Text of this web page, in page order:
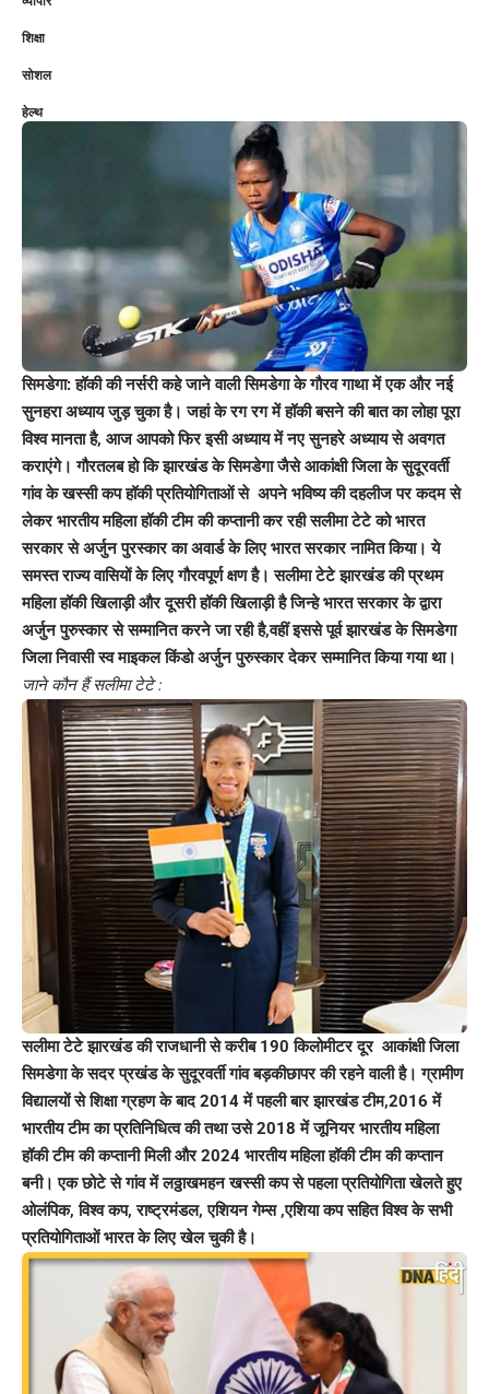
शिक्षा
सोशल
हेल्थ
सिमडेगा: हॉकी की नर्सरी कहे जाने वाली सिमडेगा के गौरव गाथा में एक और नई
सुनहरा अध्याय जुड़ चुका है। जहां के रग रग में हॉकी बसने की बात का लोहा पूरा
विश्व मानता है, आज आपको फिर इसी अध्याय में नए सुनहरे अध्याय से अवगत
कराएंगे। गौरतलब हो कि झारखंड के सिमडेगा जैसे आकांक्षी जिला के सुदूरवर्ती
गांव के खस्सी कप हॉकी प्रतियोगिताओं से अपने भविष्य की दहलीज पर कदम से
लेकर भारतीय महिला हॉकी टीम की कप्तानी कर रही सलीमा टेटे को भारत
सरकार से अर्जुन पुरस्कार का अवार्ड के लिए भारत सरकार नामित किया। ये
समस्त राज्य वासियों के लिए गौरवपूर्ण क्षण है। सलीमा टेटे झारखंड की प्रथम
महिला हॉकी खिलाड़ी और दूसरी हॉकी खिलाड़ी है जिन्हे भारत सरकार के द्वारा
अर्जुन पुरुस्कार से सम्मानित करने जा रही है,वहीं इससे पूर्व झारखंड के सिमडेगा
जिला निवासी स्व माइकल किंडो अर्जुन पुरुस्कार देकर सम्मानित किया गया था।
जाने कौन हैं सलीमा टेटे :
सलीमा टेटे झारखंड की राजधानी से करीब 190 किलोमीटर दूर आकांक्षी जिला
सिमडेगा के सदर प्रखंड के सुदूरवर्ती गांव बड़कीछापर की रहने वाली है। ग्रामीण
विद्यालयों से शिक्षा ग्रहण के बाद 2014 में पहली बार झारखंड टीम,2016 में
भारतीय टीम का प्रतिनिधित्व की तथा उसे 2018 में जूनियर भारतीय महिला
हॉकी टीम की कप्तानी मिली और 2024 भारतीय महिला हॉकी टीम की कप्तान
बनी। एक छोटे से गांव में लठ्ठाखमहन खस्सी कप से पहला प्रतियोगिता खेलते हुए
ओलंपिक, विश्व कप, राष्ट्रमंडल, एशियन गेम्स ,एशिया कप सहित विश्व के सभी
प्रतियोगिताओं भारत के लिए खेल चुकी है।